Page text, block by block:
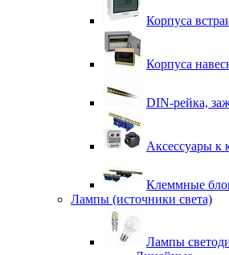
Корпуса
Корпуса
DIN-рейка,
Аксессуары к
Клеммные
Лампы (источники света)
Лампы